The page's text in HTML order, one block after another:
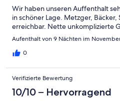
Wir haben unseren Auffenthalt
in schöner Lage. Metzger, Bäcker,
erreichbar. Nette unkomplizierte
Aufenthalt von 9 Nächten im
0
Verifizierte Bewertung
10/10 – Hervorragend